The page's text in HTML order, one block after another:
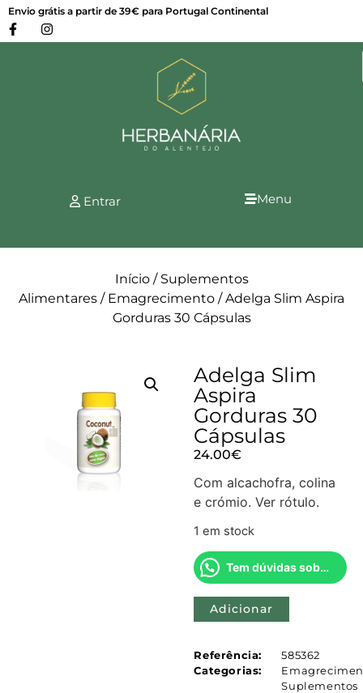
Envio grátis a partir de 39€ para Portugal Continental
Entrar Menu
Início/ Suplementos
Alimentares / Emagrecimento / Adelga Slim Aspira
Gorduras 30 Cápsulas
Adelga Slim
Aspira
Gorduras 30
Cápsulas
24.00€
Com alcachofra, colina
e crómio. Ver rótulo.
1 em stock
Tem dúvidas sobre este produto?
Adicionar
Referência:
585362
Categorias:
Suplementos